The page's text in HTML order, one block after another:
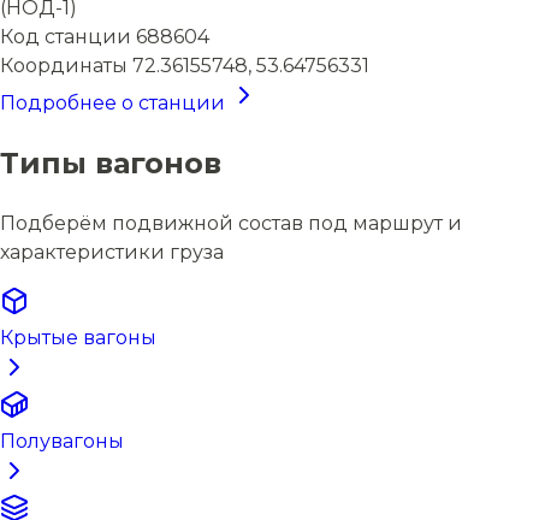
(НОД-1)
Код станции 688604
Координаты 72.36155748, 53.64756331
Подробнее о станции
Типы вагонов
Подберём подвижной состав под маршрут и
характеристики груза
Крытые вагоны
Полувагоны